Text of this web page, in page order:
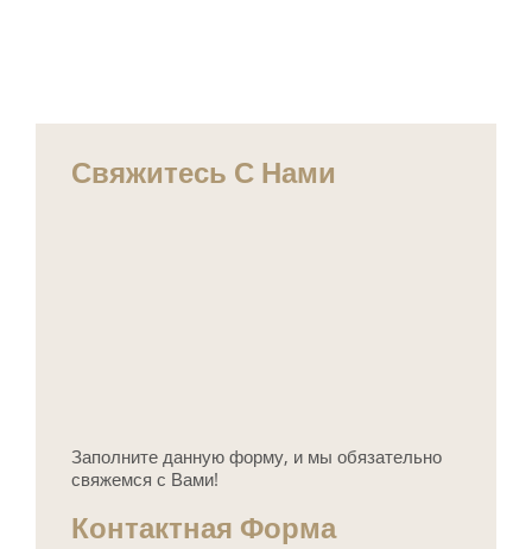
Свяжитесь С Нами
Заполните данную форму, и мы обязательно
свяжемся с Вами!
Контактная Форма